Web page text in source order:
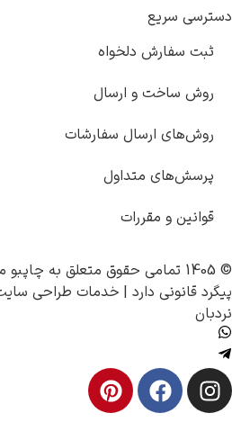
دسترسی سریع
ثبت سفارش دلخواه
روش ساخت و ارسال
روش‌های ارسال سفارشات
پرسش‌های متداول
قوانین و مقررات
© 1405 تمامی حقوق متعلق به چاپبو
پیگرد قانونی دارد | خدمات طراحی
نردبان